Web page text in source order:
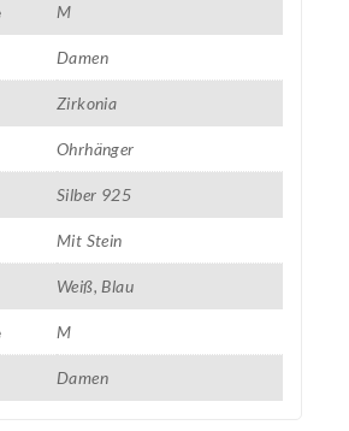
M
Damen
Zirkonia
Ohrhänger
Silber 925
Mit Stein
Weiß, Blau
M
Damen